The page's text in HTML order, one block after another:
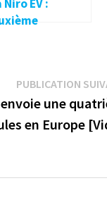
Niro EV :
PUBLICATION
une
en Europe